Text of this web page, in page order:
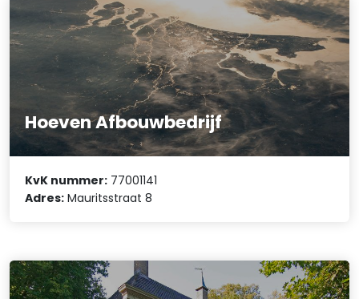
Hoeven Afbouwbedrijf
KvK nummer: 77001141
Adres: Mauritsstraat 8